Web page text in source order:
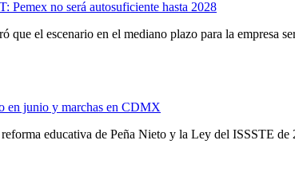
Pemex no será autosuficiente hasta 2028
que el escenario en el mediano plazo para la empresa
en junio y marchas en CDMX
educativa de Peña Nieto y la Ley del ISSSTE de